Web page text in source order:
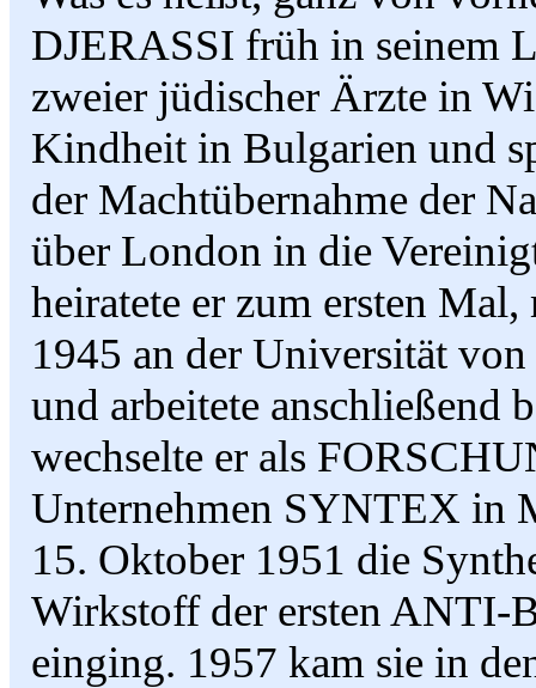
DJERASSI früh in seinem
zweier jüdischer Ärzte in
Kindheit in Bulgarien und
der Machtübernahme der
über London in die
heiratete er zum ersten
1945 an der Universität
und arbeitete anschließend
wechselte er als
Unternehmen SYNTEX in
15. Oktober 1951 die
Wirkstoff der ersten ANTI-
einging. 1957 kam sie in